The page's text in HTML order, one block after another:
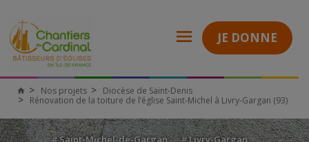
JE DONNE
Nos projets
Diocèse de Saint-Denis
Rénovation de la toiture de l’église Saint-Michel à Livry-Gargan (93)
#Saint-Michel-de-Gargan #Livry-Gargan